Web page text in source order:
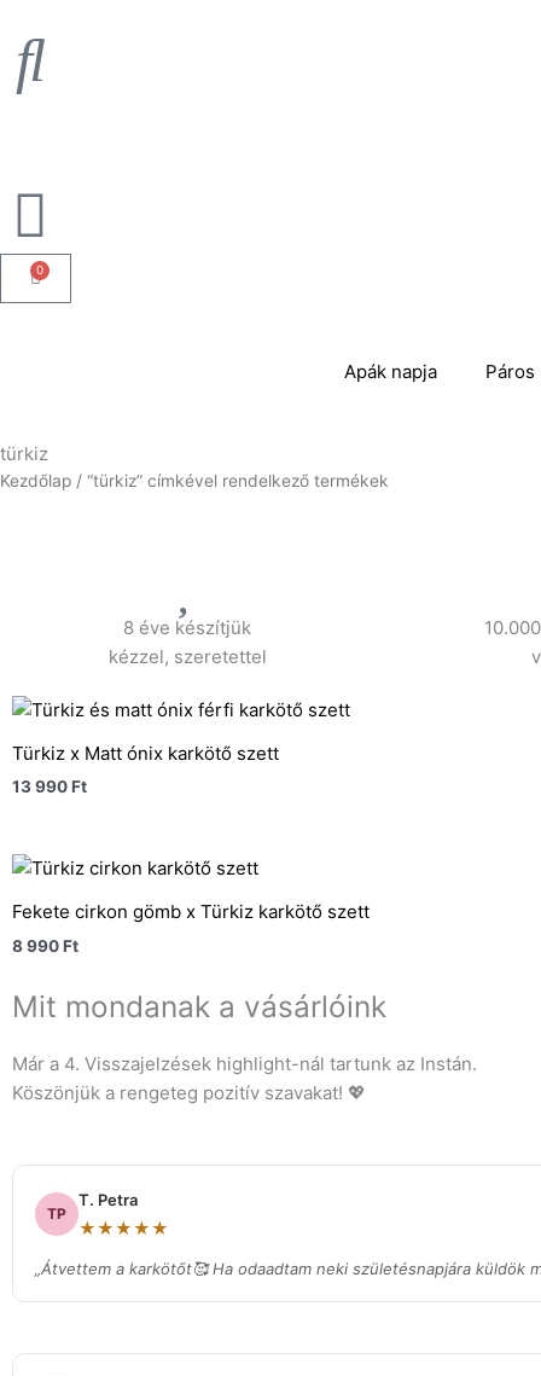
content
0
Kosár
Apák napja Páros
türkiz
Kezdőlap / “türkiz” címkével rendelkező termékek
8 éve készítjük
kézzel, szeretettel
Türkiz x Matt ónix karkötő szett
13 990Ft
Fekete cirkon gömb x Türkiz karkötő szett
8 990Ft
Mit mondanak a vásárlóink
Már a 4. Visszajelzések highlight-nál tartunk az Instán.
Köszönjük a rengeteg pozitív szavakat! 💖
TP
T. Petra
★★★★★
„Átvettem a karkötőt🥰 Ha odaadtam neki születésnapjára küldök